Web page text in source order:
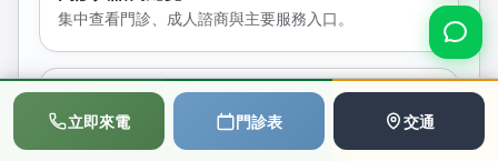
立即來電 門診表 交通
集中查看門診、成人諮商與主要服務入口。
CHILD INTAKE
初次兒少諮商預約
查看兒童與青少年初談方式與預約流程。
📞 💬 📅